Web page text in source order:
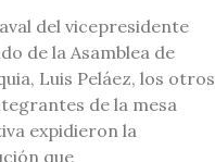
del vicepresidente
de la Asamblea de
Luis Peláez, los otros
de la mesa
expidieron la
que